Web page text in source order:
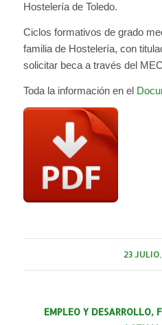
Hostelería de Toledo.
Ciclos formativos de grado
familia de Hostelería, con
solicitar beca a través del
Toda la información en el
23
EMPLEO Y DESARROLLO,